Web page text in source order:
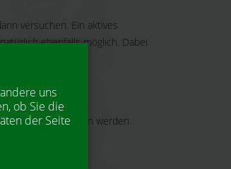
versuchen. Ein aktives
ebenfalls möglich. Dabei
Amelunxen werden.
uns
ob Sie die
der Seite